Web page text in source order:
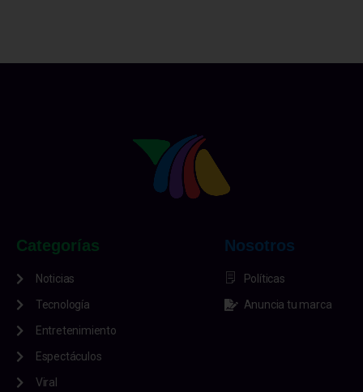
Cuerpos de socorro se hicieron presentes en la
pista del Aeropuerto Internacional La Aurora,
debido a información de un incidente con un avión.